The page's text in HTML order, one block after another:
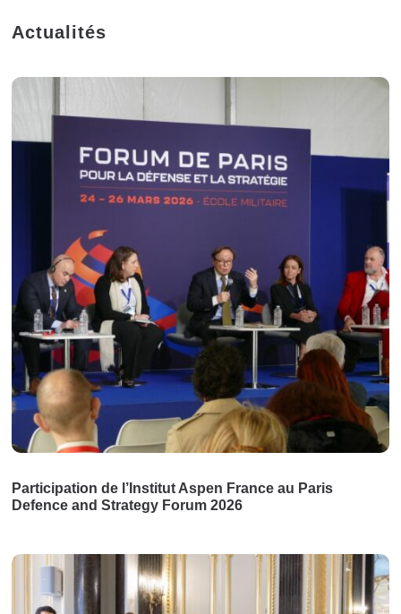
Actualités
Participation de l’Institut Aspen France au Paris
Defence and Strategy Forum 2026